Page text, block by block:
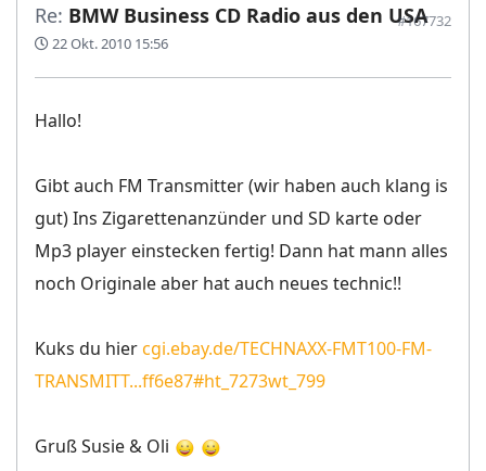
Re: BMW Business CD Radio aus den USA
22 Okt. 2010 15:56
#167732
Hallo!
Gibt auch FM Transmitter (wir haben auch klang is
gut) Ins Zigarettenanzünder und SD karte oder
Mp3 player einstecken fertig! Dann hat mann alles
noch Originale aber hat auch neues technic!!
Kuks du hiercgi.ebay.de/TECHNAXX-FMT100-FM-
TRANSMITT...ff6e87#ht_7273wt_799
Gruß Susie & Oli